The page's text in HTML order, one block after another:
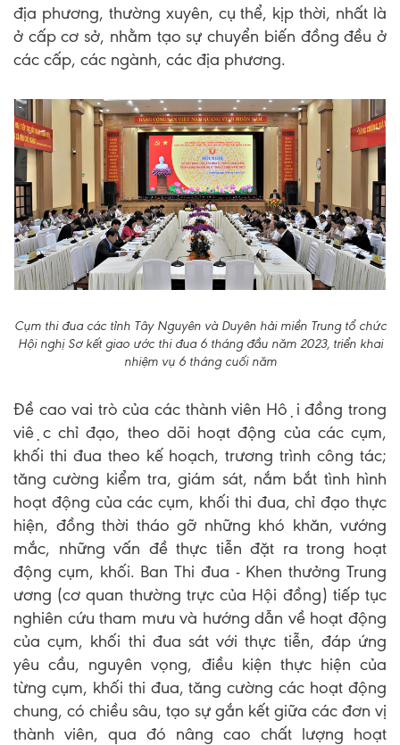
địa phương, thường xuyên, cụ thể, kịp thời, nhất là
ở cấp cơ sở, nhằm tạo sự chuyển biến đồng đều ở
các cấp, các ngành, các địa phương.
Cụm thi đua các tỉnh Tây Nguyên và Duyên hải miền Trung tổ chức
Hội nghị Sơ kết giao ước thi đua 6 tháng đầu năm 2023, triển khai
nhiệm vụ 6 tháng cuối năm
Đề cao vai trò của các thành viên Hội đồng trong
việc chỉ đạo, theo dõi hoạt động của các cụm,
khối thi đua theo kế hoạch, trương trình công tác;
tăng cường kiểm tra, giám sát, nắm bắt tình hình
hoạt động của các cụm, khối thi đua, chỉ đạo thực
hiện, đồng thời tháo gỡ những khó khăn, vướng
mắc, những vấn đề thực tiễn đặt ra trong hoạt
động cụm, khối. Ban Thi đua - Khen thưởng Trung
ương (cơ quan thường trực của Hội đồng) tiếp tục
nghiên cứu tham mưu và hướng dẫn về hoạt động
của cụm, khối thi đua sát với thực tiễn, đáp ứng
yêu cầu, nguyên vọng, điều kiện thực hiện của
từng cụm, khối thi đua, tăng cường các hoạt động
chung, có chiều sâu, tạo sự gắn kết giữa các đơn vị
thành viên, qua đó nâng cao chất lượng hoạt